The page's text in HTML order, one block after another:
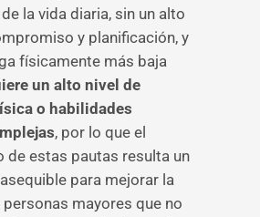
la vida diaria, sin un alto
y planificación, y
físicamente más baja
un alto nivel de
o habilidades
, por lo que el
de estas pautas resulta un
para mejorar la
personas mayores que no